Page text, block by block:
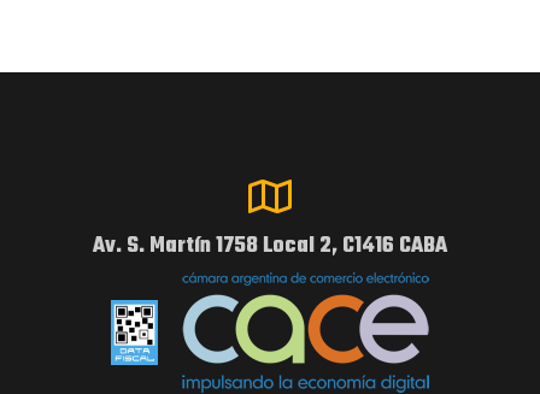
Av. S. Martín 1758 Local 2, C1416 CABA